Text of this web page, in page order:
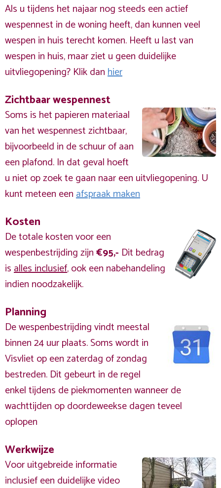
Als u tijdens het najaar nog steeds een actief
wespennest in de woning heeft, dan kunnen veel
wespen in huis terecht komen. Heeft u last van
wespen in huis, maar ziet u geen duidelijke
uitvliegopening? Klik danhier
Zichtbaar wespennest
Soms is het papieren materiaal
van het wespennest zichtbaar,
bijvoorbeeld in de schuur of aan
een plafond. In dat geval hoeft
u niet op zoek te gaan naar een uitvliegopening. U
kunt meteen eenafspraak maken
Kosten
De totale kosten voor een
wespenbestrijding zijn€95,- Dit bedrag
isalles inclusief, ook een nabehandeling
indien noodzakelijk.
Planning
De wespenbestrijding vindt meestal
binnen 24 uur plaats. Soms wordt in
Visvliet op een zaterdag of zondag
bestreden. Dit gebeurt in de regel
enkel tijdens de piekmomenten wanneer de
wachttijden op doordeweekse dagen teveel
oplopen
Werkwijze
Voor uitgebreide informatie
inclusief een duidelijke video